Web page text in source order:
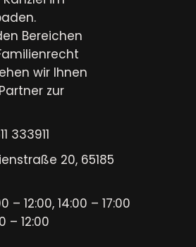
Bereichen
wir Ihnen
zur
333911
20, 65185
– 12:00, 14:00 – 17:00
– 12:00